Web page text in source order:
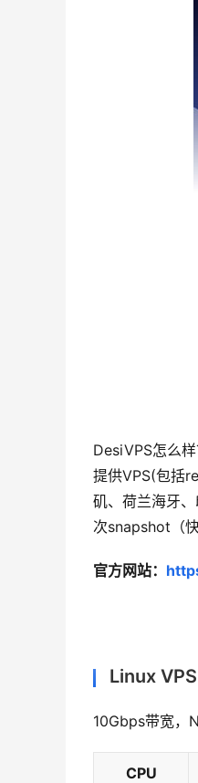
DesiVPS怎么
提供VPS(包括
矶、荷兰海牙
次snapshot（
官方网站：
Linux VPS
10Gbps带宽，
CPU